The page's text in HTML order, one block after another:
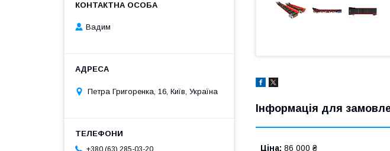
Інформація для
Ціна: 86 000 ₴
Вадим
Петра Григоренка, 16, Київ, Україна
+380 (63) 285-03-20